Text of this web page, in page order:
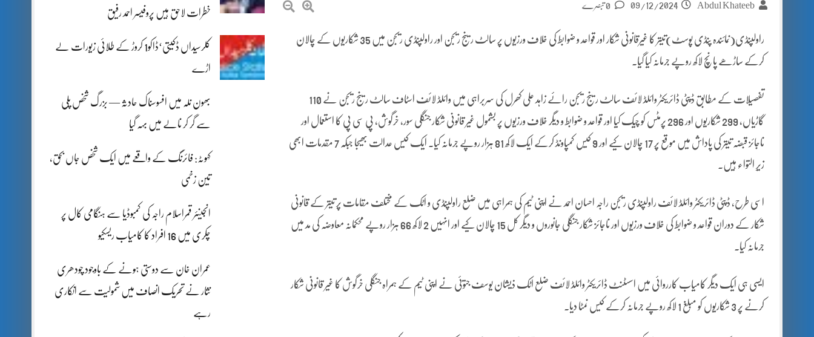
خطرات لاحق ہیں پروفیسر احمد رفیق
کلرسیداں ڈکیتی‘ڈاکو1 کروڑ کے طلائی زیورات لے
اڑے
بھون نلہ میں افسوسناک حادثہ — بزرگ شخص پلی
سے گر کر نالے میں بہہ گیا
کہوٹہ: فائرنگ کے واقعے میں ایک شخص جاں بحق،
تین زخمی
انجینئر قمراسلام راجہ کی کمبوڈیا سے ہنگامی کال پر
چکری میں 16 افراد کا کامیاب ریسکیو
عمران خان سے دوستی ہونے کے باوجود چودھری
نثار نے تحریک انصاف میں شمولیت سے انکاری
رہے
Abdul Khateeb
09/12/2024
راولپنڈی(نمائندہ پنڈی پوسٹ)تیتر کا غیرقانونی شکار اور قواعد و ضوابط کی خلاف ورزیوں پر سالٹ رینج ریجن اور راولپنڈی ریجن میں 35 شکاریوں کے چالان
کرکے ساڑھے پانچ لاکھ روپے جرمانہ کیا گیا۔
تفصیلات کے مطابق ڈپٹی ڈائریکٹر وائلڈ لائف سالٹ رینج ریجن رائے زاہد علی کھرل کی سربراہی میں وائلڈ لائف اسٹاف سالٹ رینج ریجن نے 110
گاڑیاں، 299 شکاریوں اور 296 پرمٹس کو چیک کیا اور قواعد و ضوابط و دیگر خلاف ورزیوں پر بشمول غیر قانونی شکار جنگلی سور، خرگوش، پی سی پی کا استعمال اور
ناجائز قبضہ تیتر کی پاداش میں موقع پر 17 چالان کیے اور 9 کیس کمپاونڈ کرکے ایک لاکھ 81 ہزار روپے جرمانہ کیا۔ ایک کیس عدالت بھیجا جبکہ 7 مقدمات ابھی
زیرِ التواء ہیں۔
اسی طرح، ڈپٹی ڈائریکٹر وائلڈ لائف راولپنڈی ریجن راجہ احسان احمد نے اپنی ٹیم کی ہمراہی میں ضلع راولپنڈی و اٹک کے مختلف مقامات پر تیتر کے قانونی
شکار کے دوران قواعد و ضوابط کی خلاف ورزیوں اور ناجائز شکار جنگلی جانوروں و دیگر کل 15 چالان کیے اور انہیں 2 لاکھ 66 ہزار روپے محکمانہ معاوضہ کی مد میں
جرمانہ کیا۔
ایسی ہی ایک دیگر کامیاب کارروائی میں اسسٹنٹ ڈائریکٹر وائلڈ لائف ضلع اٹک ذیشان یوسف جتوئی نے اپنی ٹیم کے ہمراہ جنگلی خرگوش کا غیر قانونی شکار
کرنے پر 3 شکاریوں کو مبلغ 1 لاکھ روپے جرمانہ کرکے کیس نمٹا دیا۔